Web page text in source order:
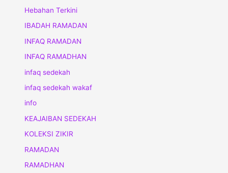
Hebahan Terkini
IBADAH RAMADAN
INFAQ RAMADAN
INFAQ RAMADHAN
infaq sedekah
infaq sedekah wakaf
info
KEAJAIBAN SEDEKAH
KOLEKSI ZIKIR
RAMADAN
RAMADHAN